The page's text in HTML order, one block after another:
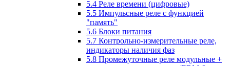
5.4 Реле времени (цифровые)
5.5 Импульсные реле с функцией
"память"
5.6 Блоки питания
5.7 Контрольно-измерительные реле,
индикаторы наличия фаз
5.8 Промежуточные реле модульные +